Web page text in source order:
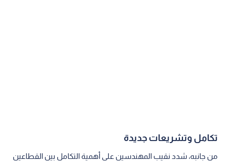
تكامل وتشريعات جديدة
من جانبه، شدد نقيب المهندسين على أهمية التكامل بين القطاعين